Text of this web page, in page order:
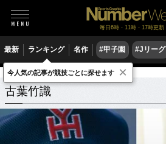
毎日6時・11時・17時更新
最新 ランキング 名作 #甲子園 #Jリーグ
古葉竹識 関連記事
古葉竹識
今人気の記事が競技ごとに探せます ×